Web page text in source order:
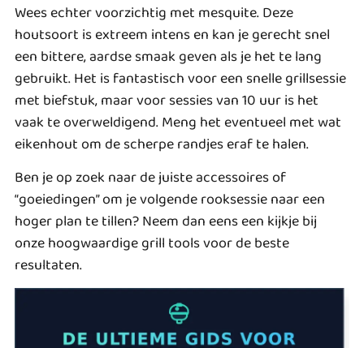
Wees echter voorzichtig met mesquite. Deze
houtsoort is extreem intens en kan je gerecht snel
een bittere, aardse smaak geven als je het te lang
gebruikt. Het is fantastisch voor een snelle grillsessie
met biefstuk, maar voor sessies van 10 uur is het
vaak te overweldigend. Meng het eventueel met wat
eikenhout om de scherpe randjes eraf te halen.
Ben je op zoek naar de juiste accessoires of
“goeiedingen” om je volgende rooksessie naar een
hoger plan te tillen? Neem dan eens een kijkje bij
onzehoogwaardige grill toolsvoor de beste
resultaten.